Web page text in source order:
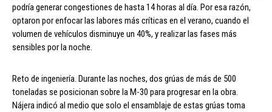
podría generar congestiones de hasta 14 horas al día. Por esa razón,
optaron por enfocar las labores más críticas en el verano, cuando el
volumen de vehículos disminuye un 40%, y realizar las fases más
sensibles por la noche.
Reto de ingeniería. Durante las noches, dos grúas de más de 500
toneladas se posicionan sobre la M-30 para progresar en la obra.
Nájera indicó al medio que solo el ensamblaje de estas grúas toma